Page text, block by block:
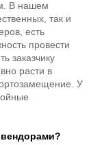
В нашем
так и
есть
провести
заказчику
расти в
У